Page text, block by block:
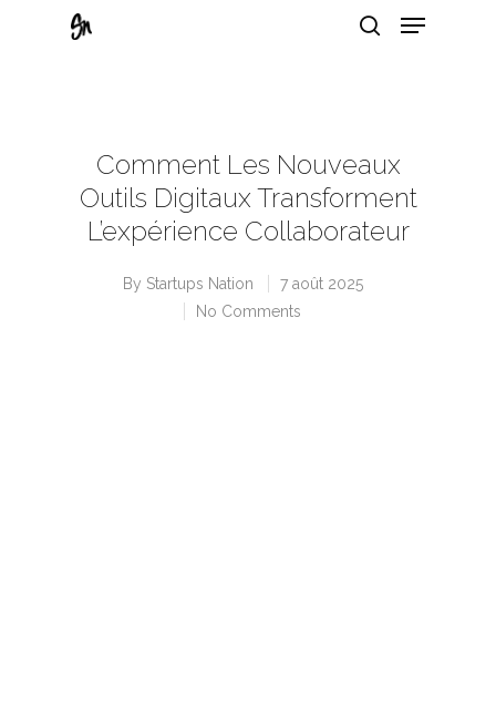
Comment Les Nouveaux
Outils Digitaux Transforment
L’expérience Collaborateur
By Startups Nation
7 août 2025
No Comments